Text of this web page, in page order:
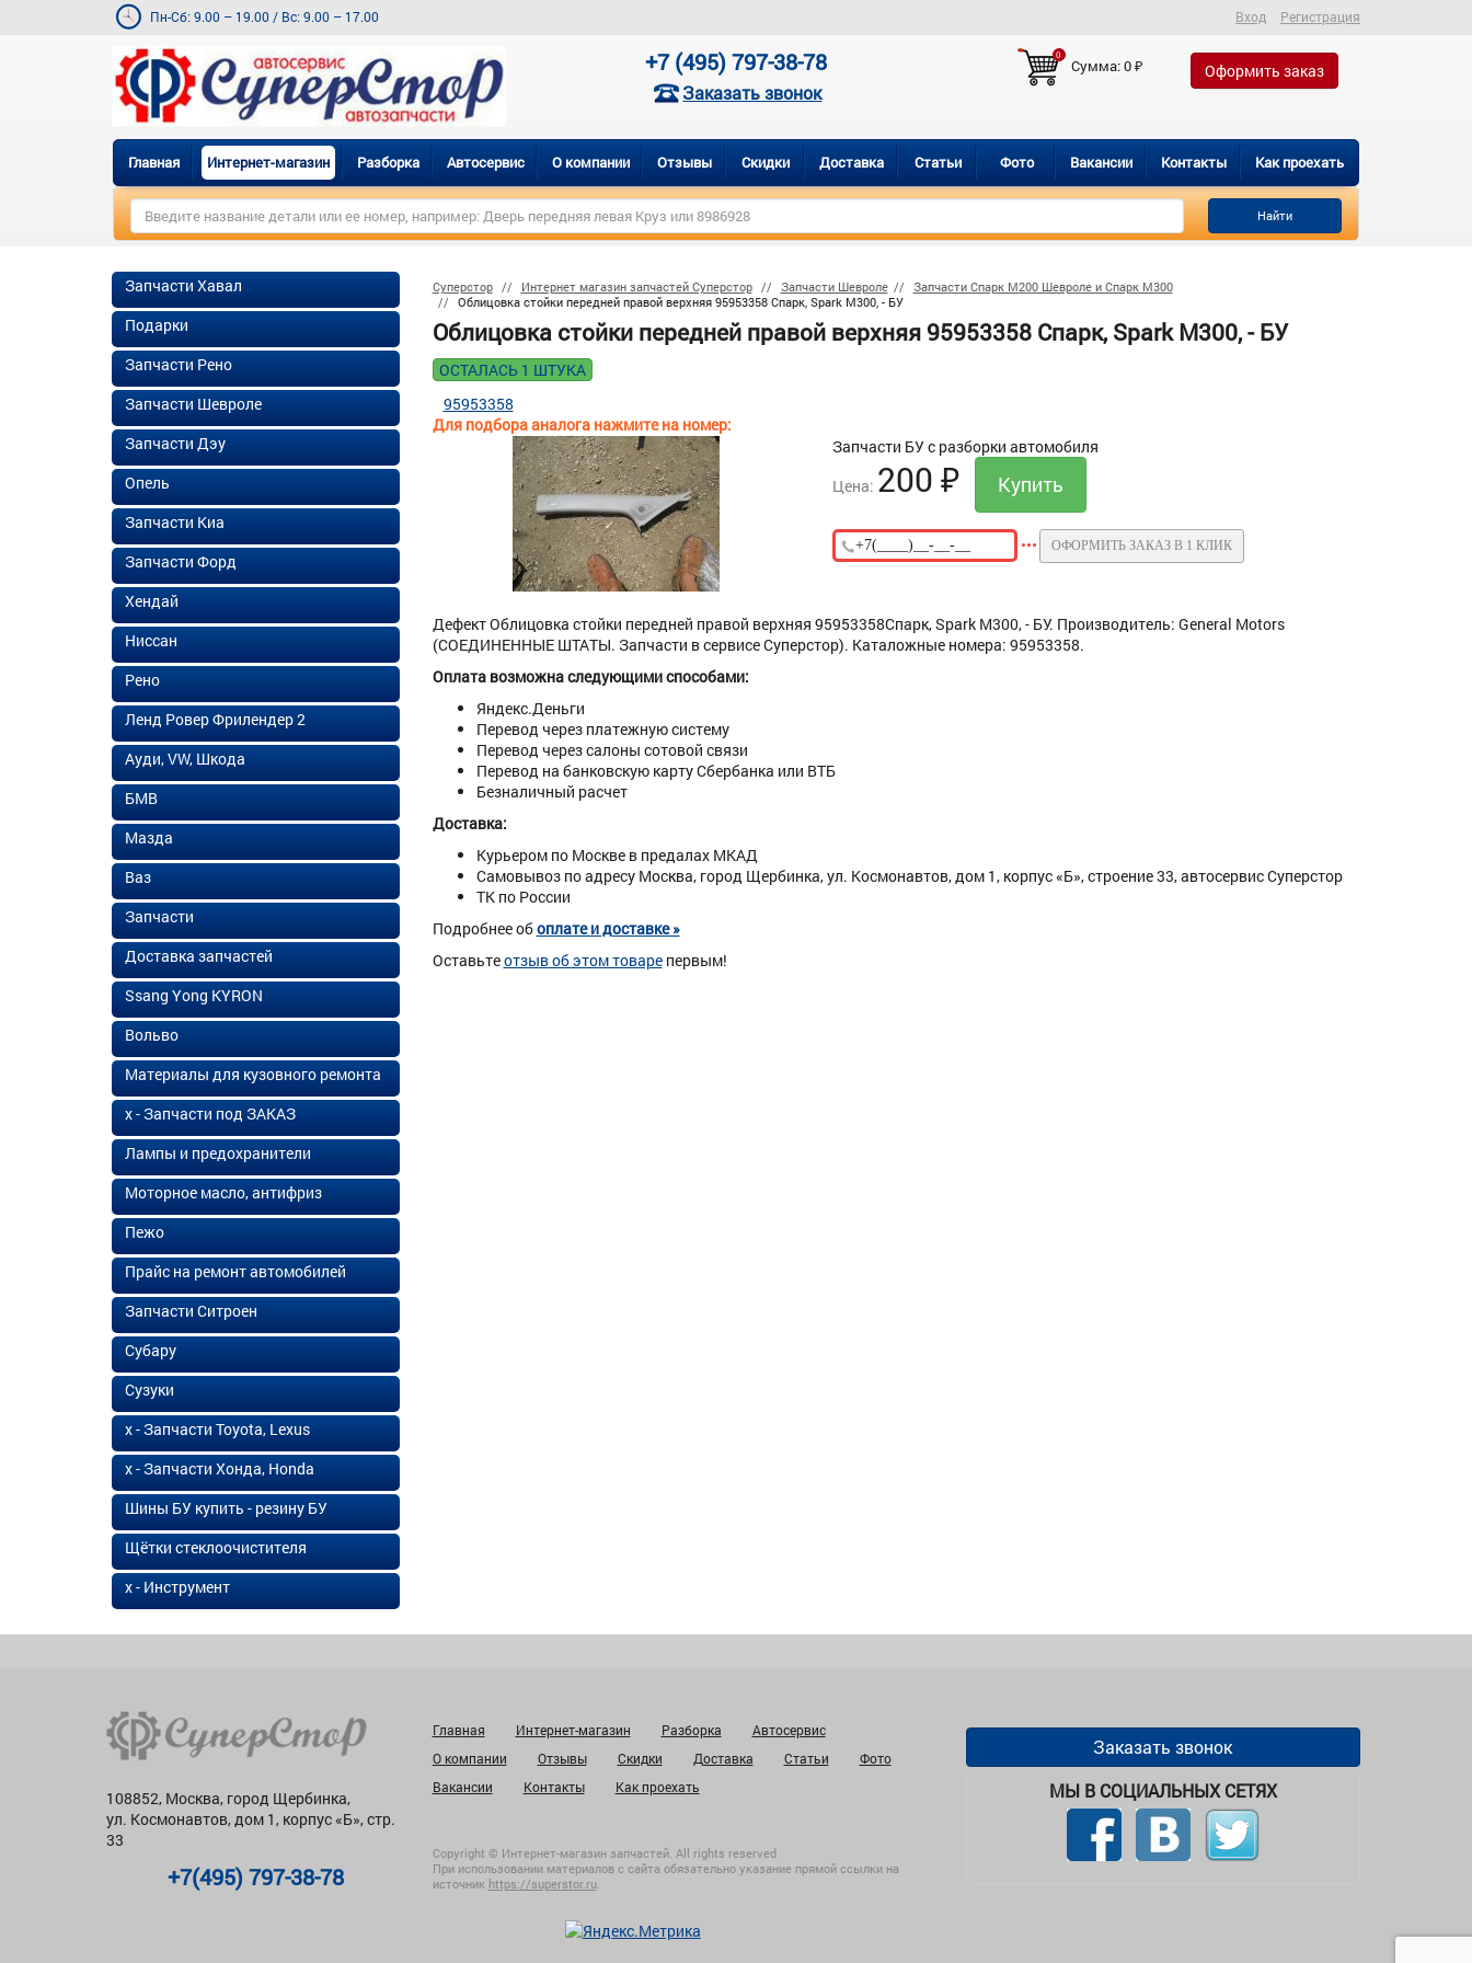
Пн-Сб: 9.00 – 19.00 / Вс: 9.00 – 17.00 Вход Регистрация
+7 (495) 797-38-78
Заказать звонок
0
Сумма:0₽ Оформить заказ
Главная Интернет-магазин Разборка Автосервис О компании Отзывы Скидки Доставка Статьи Фото Вакансии Контакты Как проехать
Найти
Суперстор Интернет магазин запчастей Суперстор Запчасти Шевроле
Запчасти Спарк M200 Шевроле и Спарк M300
Облицовка стойки передней правой верхняя 95953358 Спарк, Spark М300, - БУ
Облицовка стойки передней правой верхняя 95953358 Спарк, Spark М300, - БУ
ОСТАЛАСЬ 1 ШТУКА
Для подбора аналога нажмите на номер:
95953358
Запчасти БУ с разборки автомобиля
Цена: 200₽
ОФОРМИТЬ ЗАКАЗ В 1 КЛИК
Дефект Облицовка стойки передней правой верхняя 95953358Спарк, Spark М300, - БУ. Производитель: General Motors
(СОЕДИНЕННЫЕ ШТАТЫ. Запчасти в сервисе Суперстор). Каталожные номера: 95953358.
Оплата возможна следующими способами:
Яндекс.Деньги
Перевод через платежную систему
Перевод через салоны сотовой связи
Перевод на банковскую карту Сбербанка или ВТБ
Безналичный расчет
Доставка:
Курьером по Москве в предалах МКАД
Самовывоз по адресу Москва, город Щербинка, ул. Космонавтов, дом 1, корпус «Б», строение 33, автосервис Суперстор
ТК по России
Подробнее обоплате и доставке »
Оставьтеотзыв об этом товарепервым!
Запчасти Хавал
Подарки
Запчасти Рено
Запчасти Шевроле
Запчасти Дэу
Опель
Запчасти Киа
Запчасти Форд
Хендай
Ниссан
Рено
Ленд Ровер Фрилендер 2
Ауди, VW, Шкода
БМВ
Мазда
Ваз
Запчасти
Доставка запчастей
Ssang Yong KYRON
Вольво
Материалы для кузовного ремонта
х - Запчасти под ЗАКАЗ
Лампы и предохранители
Моторное масло, антифриз
Пежо
Прайс на ремонт автомобилей
Запчасти Ситроен
Субару
Сузуки
х - Запчасти Toyota, Lexus
х - Запчасти Хонда, Honda
Шины БУ купить - резину БУ
Щётки стеклоочистителя
х - Инструмент
108852, Москва, город Щербинка,
ул. Космонавтов, дом 1, корпус «Б», стр.
33
+7(495) 797-38-78
Главная Интернет-магазин Разборка
Автосервис
О компании
Отзывы Скидки Доставка Статьи
Фото
Вакансии
Контакты Как проехать
Copyright © Интернет-магазин запчастей. All rights reserved
При использовании материалов с сайта обязательно указание прямой ссылки на
источник https://superstor.ru.
Заказать звонок
МЫ В СОЦИАЛЬНЫХ СЕТЯХ